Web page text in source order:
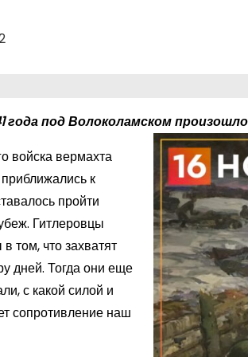
года под Волоколамском
войска вермахта
к
пройти
Гитлеровцы
том, что захватят
дней. Тогда они еще
с какой силой и
сопротивление наш